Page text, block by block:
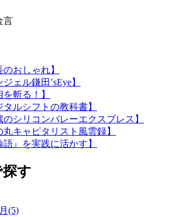
言
おしゃれ】
ェル鎌田’sEye】
斬る！】
ルシフトの教科書】
シリコンバレーエクスプレス】
キャピタリスト風雲録】
』を実践に活かす】
す
(5)